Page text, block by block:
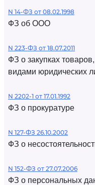
N 14-ФЗ от 08.02.1998
ФЗ об ООО
N 223-ФЗ от 18.07.2011
ФЗ о закупках
видами юридических
N 2202-1 от 17.01.1992
ФЗ о прокуратуре
N 127-ФЗ 26.10.2002
ФЗ о
N 152-ФЗ от 27.07.2006
ФЗ о персональных